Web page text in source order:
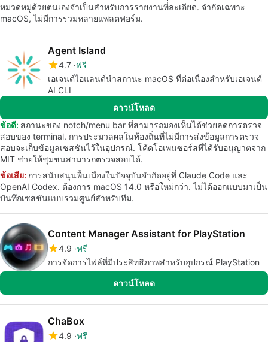
หมวดหมู่ด้วยตนเองจำเป็นสำหรับการรายงานที่ละเอียด. จำกัดเฉพาะ
macOS, ไม่มีการรวมหลายแพลตฟอร์ม.
Agent Island
4.7 ฟรี
เอเจนต์ไอแลนด์นำสถานะ macOS ที่ต่อเนื่องสำหรับเอเจนต์
AI CLI
ดาวน์โหลด
ข้อดี: สถานะของ notch/menu bar ที่สามารถมองเห็นได้ช่วยลดการตรวจ
สอบของ terminal. การประมวลผลในท้องถิ่นที่ไม่มีการส่งข้อมูลการตรวจ
สอบจะเก็บข้อมูลเซสชันไว้ในอุปกรณ์. โค้ดโอเพนซอร์สที่ได้รับอนุญาตจาก
MIT ช่วยให้ชุมชนสามารถตรวจสอบได้.
ข้อเสีย: การสนับสนุนพื้นเมืองในปัจจุบันจำกัดอยู่ที่ Claude Code และ
OpenAI Codex. ต้องการ macOS 14.0 หรือใหม่กว่า. ไม่ได้ออกแบบมาเป็น
บันทึกเซสชันแบบรวมศูนย์สำหรับทีม.
Content Manager Assistant for PlayStation
4.9 ฟรี
การจัดการไฟล์ที่มีประสิทธิภาพสำหรับอุปกรณ์ PlayStation
ดาวน์โหลด
ChaBox
4.9 ฟรี